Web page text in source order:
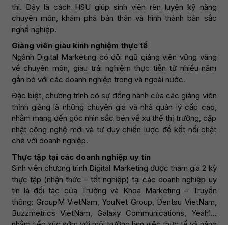
thi. Đây là cách HSU giúp sinh viên rèn luyện kỹ năng
chuyên môn, khám phá bản thân và hình thành bản sắc
nghề nghiệp.
Giảng viên giàu kinh nghiệm thực tế
Ngành Digital Marketing có đội ngũ giảng viên vững vàng
về chuyên môn, giàu trải nghiệm thực tiễn từ nhiều năm
gắn bó với các doanh nghiệp trong và ngoài nước.
Đặc biệt, chương trình có sự đồng hành của các giảng viên
thỉnh giảng là những chuyên gia và nhà quản lý cấp cao,
nhằm mang đến góc nhìn sắc bén về xu thế thị trường, cập
nhật công nghệ mới và tư duy chiến lược để kết nối chặt
chẽ với doanh nghiệp.
Thực tập tại các doanh nghiệp uy tín
Sinh viên chương trình Digital Marketing được tham gia 2 kỳ
thực tập (nhận thức – tốt nghiệp) tại các doanh nghiệp uy
tín là đối tác của Trường và Khoa Marketing – Truyền
thông: GroupM VietNam, YouNet Group, Dentsu VietNam,
Buzzmetrics VietNam, Galaxy Communications, Yeah1…